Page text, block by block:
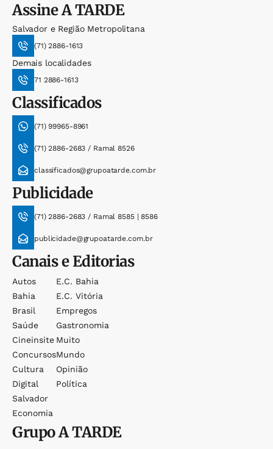
AssineA TARDE
Salvador e Região Metropolitana
(71) 2886-1613
Demais localidades
71 2886-1613
Classificados
(71) 99965-8961
(71) 2886-2683 / Ramal 8526
classificados@grupoatarde.com.br
Publicidade
(71) 2886-2683 / Ramal 8585 | 8586
publicidade@grupoatarde.com.br
Canais e Editorias
Autos
Bahia
Brasil
Saúde
Cineinsite
Concursos
Cultura
Digital
Salvador
Economia
E.c. Bahia
E.c. Vitória
Empregos
Gastronomia
Muito
Mundo
Opinião
Política
GrupoA TARDE